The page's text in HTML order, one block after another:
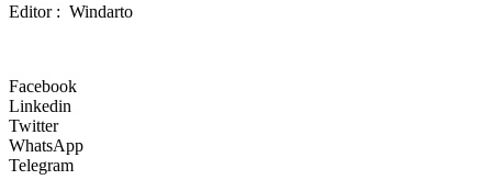
Editor : Windarto
Facebook
Linkedin
Twitter
WhatsApp
Telegram